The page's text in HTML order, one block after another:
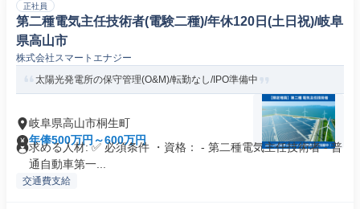
正社員
第二種電気主任技術者(電験二種)/年休120日(土日祝)/岐阜
県高山市
株式会社スマートエナジー
太陽光発電所の保守管理(O&M)/転勤なし/IPO準備中
岐阜県高山市桐生町
年俸500万円～600万円
求める人材: ✅ 必須条件 ・資格： - 第二種電気主任技術者 - 普
通自動車第一...
交通費支給